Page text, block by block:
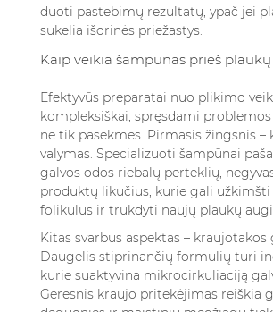
duoti pastebimų rezultatų, ypač jei
sukelia išorinės priežastys.
Kaip veikia šampūnas prieš
Efektyvūs preparatai nuo plikimo
kompleksiškai, spręsdami
ne tik pasekmes. Pirmasis žingsnis –
valymas. Specializuoti šampūnai
galvos odos riebalų perteklių,
produktų likučius, kurie gali užkimšti
folikulus ir trukdyti naujų plaukų
Kitas svarbus aspektas – kraujotakos
Daugelis stiprinančių formulių turi
kurie suaktyvina mikrocirkuliaciją
Geresnis kraujo pritekėjimas reiškia